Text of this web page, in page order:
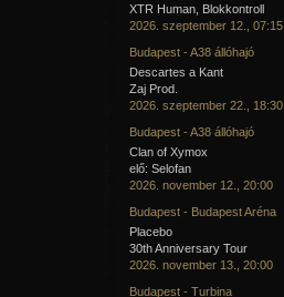
XTR Human, Blokkontroll
2026. szeptember 12., 07:15
Budapest - A38 állóhajó
Descartes a Kant
Zaj Prod.
2026. szeptember 22., 18:30
Budapest - A38 állóhajó
Clan of Xymox
elő: Selofan
2026. november 12., 20:00
Budapest - Budapest Aréna
Placebo
30th Anniversary Tour
2026. november 13., 20:00
Budapest - Turbina